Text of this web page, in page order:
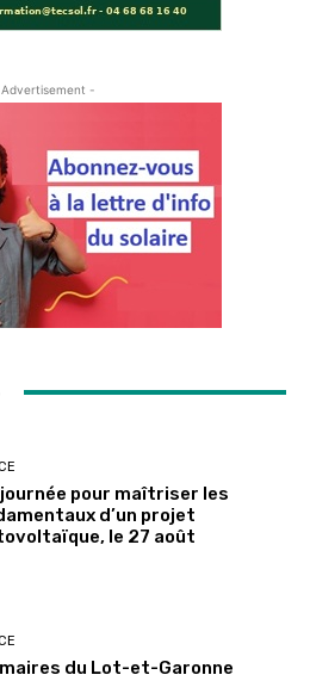
-
journée pour maîtriser les
d’un projet
le 27 août
du Lot-et-Garonne